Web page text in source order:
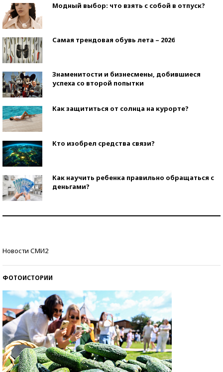
Модный выбор: что взять с собой в отпуск?
Самая трендовая обувь лета – 2026
Знаменитости и бизнесмены, добившиеся
успеха со второй попытки
Как защититься от солнца на курорте?
Кто изобрел средства связи?
Как научить ребенка правильно обращаться с
деньгами?
Новости СМИ2
ФОТОИСТОРИИ